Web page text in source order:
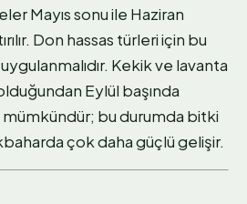
Mayıs sonu ile Haziran
Don hassas türleri için bu
Kekik ve lavanta
Eylül başında
mümkündür; bu durumda bitki
çok daha güçlü gelişir.